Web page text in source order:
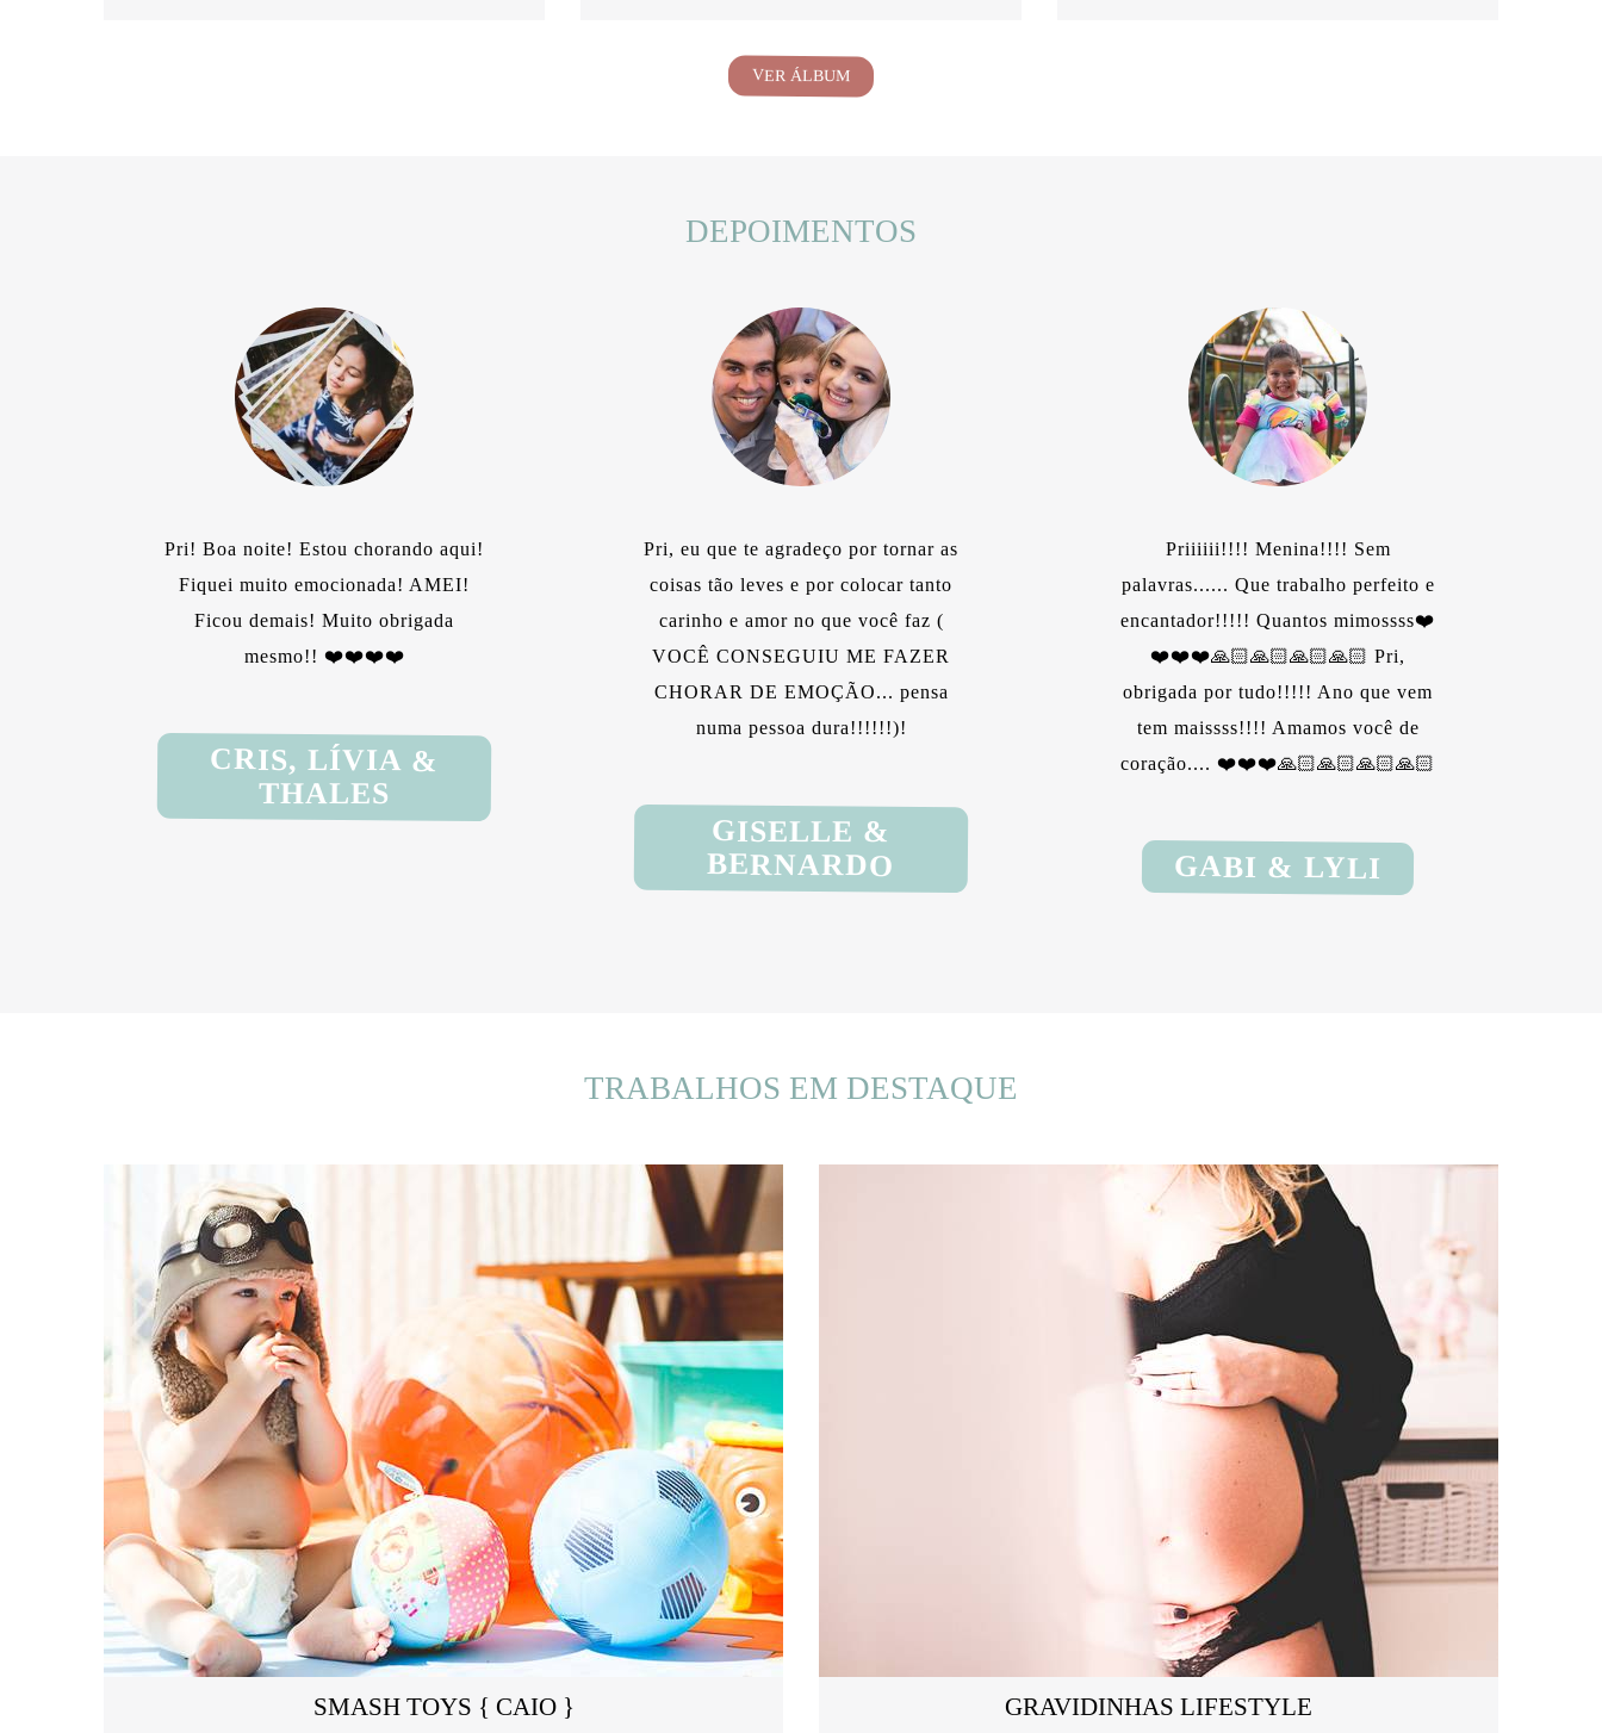
VER ÁLBUM
DEPOIMENTOS
Pri! Boa noite! Estou chorando aqui!
Fiquei muito emocionada! AMEI!
Ficou demais! Muito obrigada
mesmo!! ❤️❤️❤️❤️
CRIS, LÍVIA &
THALES
Pri, eu que te agradeço por tornar as
coisas tão leves e por colocar tanto
carinho e amor no que você faz (
VOCÊ CONSEGUIU ME FAZER
CHORAR DE EMOÇÃO... pensa
numa pessoa dura!!!!!!)!
GISELLE &
BERNARDO
Priiiiii!!!! Menina!!!! Sem
palavras...... Que trabalho perfeito e
encantador!!!!! Quantos mimossss❤️
❤️❤️❤️🙏🏻🙏🏻🙏🏻🙏🏻 Pri,
obrigada por tudo!!!!! Ano que vem
tem maissss!!!! Amamos você de
coração.... ❤️❤️❤️🙏🏻🙏🏻🙏🏻🙏🏻
GABI & LYLI
TRABALHOS EM DESTAQUE
SMASH TOYS { CAIO } GRAVIDINHAS LIFESTYLE